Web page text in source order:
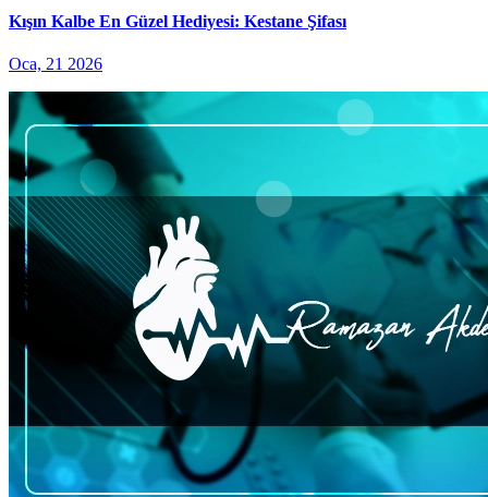
Kışın Kalbe En Güzel Hediyesi: Kestane Şifası
Oca, 21 2026